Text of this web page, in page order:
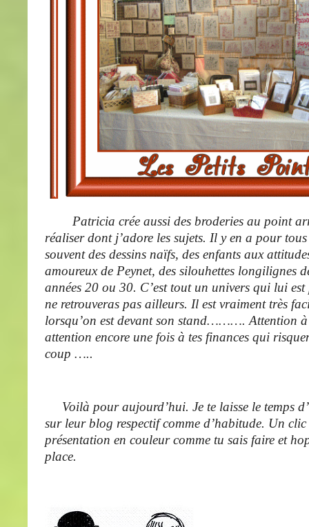
Patricia crée aussi des broderies au point
réaliser dont j’adore les sujets. Il y en a pour
souvent des dessins naïfs, des enfants aux
amoureux de Peynet, des silouhettes longilignes
années 20 ou 30. C’est tout un univers qui lui
ne retrouveras pas ailleurs. Il est vraiment très
lorsqu’on est devant son stand………. Attention à
attention encore une fois à tes finances qui
coup …..
Voilà pour aujourd’hui. Je te laisse le temps
sur leur blog respectif comme d’habitude. Un
présentation en couleur comme tu sais faire et
place.